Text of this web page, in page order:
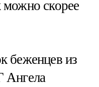
можно скорее
беженцев из
Ангела